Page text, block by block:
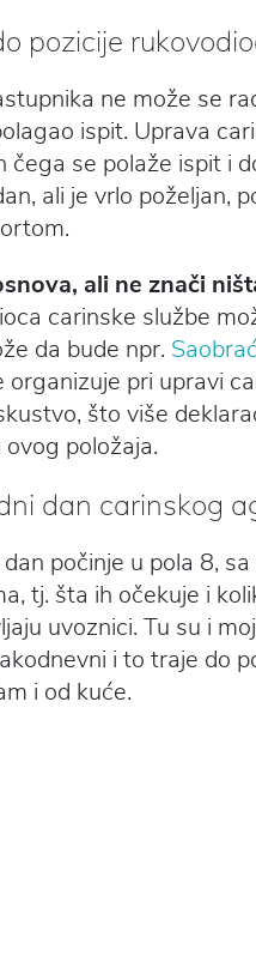
pozicije
ne može se
ispit. Uprava
čega se polaže ispit i
ali je vrlo poželjan,
ali ne znači
carinske službe
da bude npr.
organizuje pri upravi
što više
položaja.
dan carinskog
počinje u pola 8,
tj. šta ih očekuje i
uvoznici. Tu su i
i to traje do
i od kuće.